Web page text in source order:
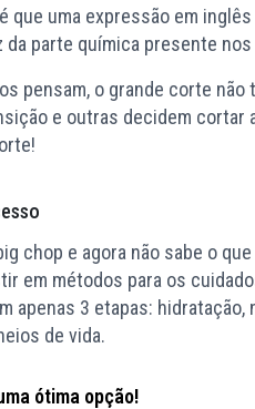
que uma expressão em
da parte química presente
pensam, o grande corte
e outras decidem cortar
chop e agora não sabe o
em métodos para os
apenas 3 etapas:
de vida.
ótima opção!